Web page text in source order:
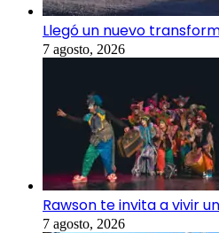
Llegó un nuevo
7 agosto, 2026
Rawson te invita a vivir
7 agosto, 2026